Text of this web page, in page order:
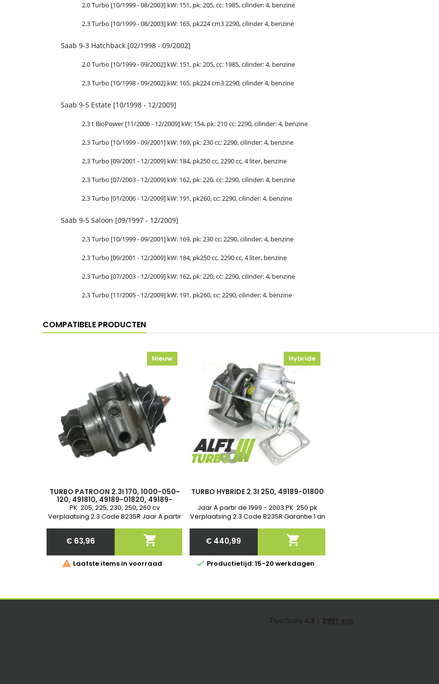
2.0 Turbo [10/1999 - 08/2003] kW: 151, pk: 205, cc: 1985, cilinder: 4, benzine
2.3 Turbo [10/1999 - 08/2003] kW: 165, pk224 cm3 2290, cilinder 4, benzine
Saab 9-3 Hatchback [02/1998 - 09/2002]
2.0 Turbo [10/1999 - 09/2002] kW: 151, pk: 205, cc: 1985, cilinder: 4, benzine
2.3 Turbo [10/1998 - 09/2002] kW: 165, pk224 cm3 2290, cilinder 4, benzine
Saab 9-5 Estate [10/1998 - 12/2009]
2.3 t BioPower [11/2006 - 12/2009] kW: 154, pk: 210 cc: 2290, cilinder: 4, benzine
2.3 Turbo [10/1999 - 09/2001] kW: 169, pk: 230 cc: 2290, cilinder: 4, benzine
2.3 Turbo [09/2001 - 12/2009] kW: 184, pk250 cc, 2290 cc, 4 liter, benzine
2.3 Turbo [07/2003 - 12/2009] kW: 162, pk: 220, cc: 2290, cilinder: 4, benzine
2.3 Turbo [01/2006 - 12/2009] kW: 191, pk260, cc: 2290, cilinder: 4, benzine
Saab 9-5 Saloon [09/1997 - 12/2009]
2.3 Turbo [10/1999 - 09/2001] kW: 169, pk: 230 cc: 2290, cilinder: 4, benzine
2.3 Turbo [09/2001 - 12/2009] kW: 184, pk250 cc, 2290 cc, 4 liter, benzine
2.3 Turbo [07/2003 - 12/2009] kW: 162, pk: 220, cc: 2290, cilinder: 4, benzine
2.3 Turbo [11/2005 - 12/2009] kW: 191, pk260, cc: 2290, cilinder: 4, benzine
COMPATIBELE PRODUCTEN
Nieuw
TURBO PATROON 2.3I 170, 1000-050-
120, 491810, 49189-01820, 49189-
01830, 49189-018-018-018-01850-
01850, 55-01850, 555555, 55
PK 205, 225, 230, 250, 260 cv
Verplaatsing 2.3 Code B235R Jaar A partir
Price
€ 63,96 
 Laatste items in voorraad
Hybride
TURBO HYBRIDE 2.3I 250, 49189-01800
Jaar A partir de 1999 - 2003 PK 250 pk
Verplaatsing 2.3 Code B235R Garantie 1 an
Price
€ 440,99 
 Productietijd: 15-20 werkdagen